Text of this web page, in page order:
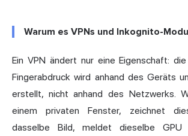
Warum es VPNs und Inkognito-
Ein VPN ändert nur eine Eigenschaft:
Fingerabdruck wird anhand des Geräts
erstellt, nicht anhand des Netzwerks.
einem privaten Fenster, zeichnet
dasselbe Bild, meldet dieselbe GPU